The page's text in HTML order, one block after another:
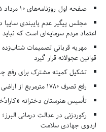
صفحه اول روزنامه‌های 10 مرداد 1405
مجلس پیگیر عدم پایبندی
اعتماد مردم سرمایه‌ای است که
مهریه قربانی تصمیمات
قوانین عجولانه قرار گیرد
تشکیل کمیته مشترک برای رفع
رفع تصرف ۱۷۸۰ مترمربع از اراضی ملی روستای سرودار کرج
تأسیس هنرستان دخترانه
اردوی جهادی سلامت